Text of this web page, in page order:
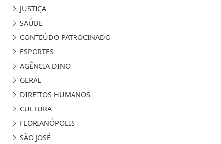
JUSTIÇA
SAÚDE
CONTEÚDO PATROCINADO
ESPORTES
AGÊNCIA DINO
GERAL
DIREITOS HUMANOS
CULTURA
FLORIANÓPOLIS
SÃO JOSÉ